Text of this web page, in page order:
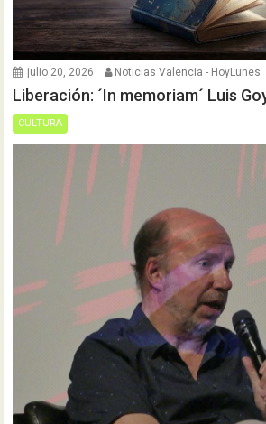
julio 20, 2026 Noticias Valencia - HoyLunes
Liberación: ´In memoriam´ Luis
CULTURA